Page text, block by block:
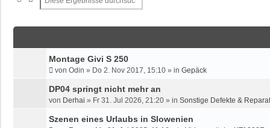
Montage Givi S 250
von Odin » Do 2. Nov 2017, 15:10 » in Gepäck
DP04 springt nicht mehr an
von Derhai » Fr 31. Jul 2026, 21:20 » in Sonstige Defekte &
Szenen eines Urlaubs in Slowenien